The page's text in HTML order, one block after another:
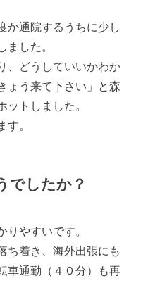
か通院するうちに少し
ました。
、どうしていいかわか
ょう来て下さい」と森
ットしました。
す。
でしたか？
りやすいです。
ち着き、海外出張にも
車通勤（４０分）も再